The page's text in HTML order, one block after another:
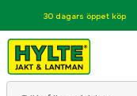
30 dagars öppet köp